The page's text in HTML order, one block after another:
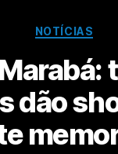
NOTÍCIAS
dão